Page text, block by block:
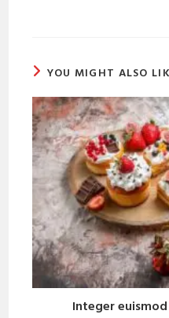
YOU MIGHT ALSO
Integer